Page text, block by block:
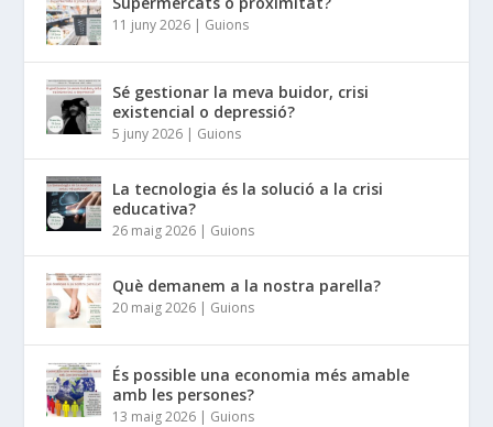
11 juny 2026 | Guions
Sé gestionar la meva buidor, crisi
existencial o depressió?
5 juny 2026 | Guions
La tecnologia és la solució a la crisi
educativa?
26 maig 2026 | Guions
Què demanem a la nostra parella?
20 maig 2026 | Guions
És possible una economia més amable
amb les persones?
13 maig 2026 | Guions